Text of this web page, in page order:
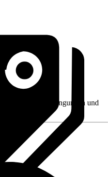
B. Rückgabebedingungen und